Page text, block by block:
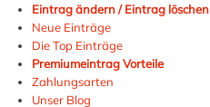
Eintrag ändern / Eintrag löschen
Neue Einträge
Die Top Einträge
Premiumeintrag Vorteile
Zahlungsarten
Unser Blog